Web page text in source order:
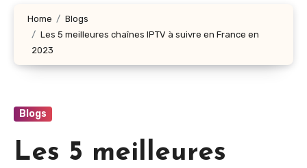
Home
Blogs
Les 5 meilleures chaînes IPTV à suivre en France en
2023
Blogs
Les 5 meilleures